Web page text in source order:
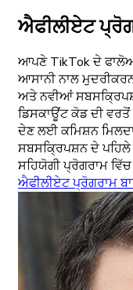
ਐਫੀਲੀਏਟ
ਆਪਣੇ TikTok ਦੇ
ਆਸਾਨੀ ਨਾਲ
ਅਤੇ ਨਵੀਆਂ
ਡਿਸਕਾਊਂਟ ਕੋਡ ਦੀ
ਦੇਣ ਲਈ ਕਮਿਸ਼ਨ
ਸਬਸਕ੍ਰਿਪਸ਼ਨ ਦੇ
ਸਹਿਯੋਗੀ ਪ੍ਰੋਗਰਾਮ
ਐਫੀਲੀਏਟ ਪ੍ਰੋਗਰਾਮ